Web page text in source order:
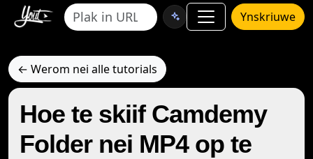
Ynskriuwe
← Werom nei alle tutorials
Hoe te skiif Camdemy
Folder nei MP4 op te